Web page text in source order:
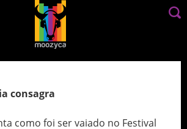
consagra
como foi ser vaiado no Festival